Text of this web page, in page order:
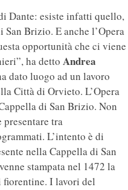
Dante: esiste infatti quello,
Brizio. E anche l’Opera
opportunità che ci viene
ha detto Andrea
dato luogo ad un lavoro
Città di Orvieto. L’Opera
di San Brizio. Non
tra
L’intento è di
nella Cappella di San
stampata nel 1472 la
I lavori del